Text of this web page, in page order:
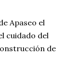
Apaseo el
cuidado del
de